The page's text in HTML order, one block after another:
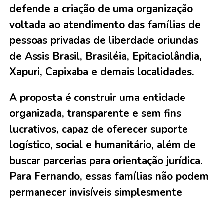
defende a criação de uma organização
voltada ao atendimento das famílias de
pessoas privadas de liberdade oriundas
de Assis Brasil, Brasiléia, Epitaciolândia,
Xapuri, Capixaba e demais localidades.
A proposta é construir uma entidade
organizada, transparente e sem fins
lucrativos, capaz de oferecer suporte
logístico, social e humanitário, além de
buscar parcerias para orientação jurídica.
Para Fernando, essas famílias não podem
permanecer invisíveis simplesmente